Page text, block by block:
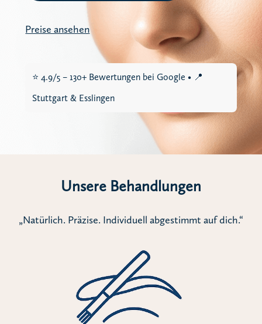
Preise ansehen
⭐ 4.9/5 – 130+ Bewertungen bei Google • 📍
Stuttgart & Esslingen
Unsere Behandlungen
„Natürlich. Präzise. Individuell abgestimmt auf dich.“